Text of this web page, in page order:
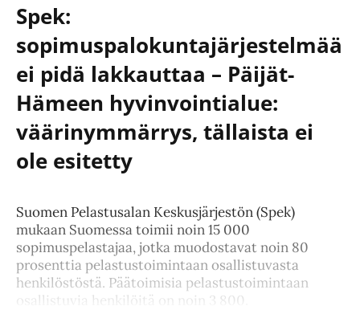
Spek:
sopimuspalokuntajärjestelmää
ei pidä lakkauttaa – Päijät-
Hämeen hyvinvointialue:
väärinymmärrys, tällaista ei
ole esitetty
Suomen Pelastusalan Keskusjärjestön (Spek)
mukaan Suomessa toimii noin 15 000
sopimuspelastajaa, jotka muodostavat noin 80
prosenttia pelastustoimintaan osallistuvasta
henkilöstöstä. Päätoimisia pelastustoimintaan
osallistuvia henkilöitä on noin 3 800.